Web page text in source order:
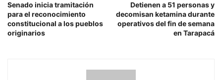
Senado inicia tramitación
para el reconocimiento
constitucional a los pueblos
originarios
Detienen a 51 personas y
decomisan ketamina durante
operativos del fin de semana
en Tarapacá